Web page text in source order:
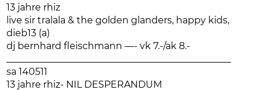
13 jahre rhiz
live sir tralala & the golden glanders, happy kids,
dieb13 (a)
dj bernhard fleischmann —- vk 7.-/ak 8.-
sa 140511
13 jahre rhiz- NIL DESPERANDUM